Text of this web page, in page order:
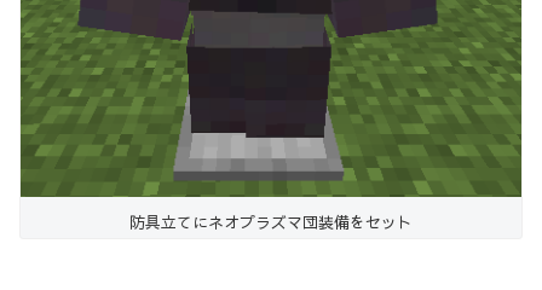
防具立てにネオプラズマ団装備をセット